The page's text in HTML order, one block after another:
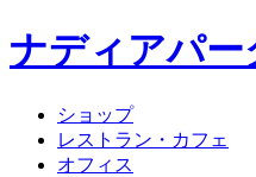
ナディアパー
ショップ
レストラン・カフェ
オフィス